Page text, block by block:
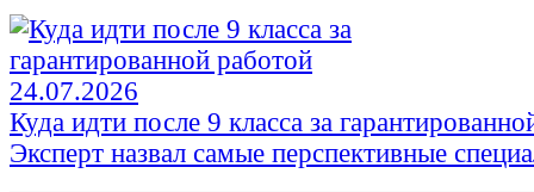
24.07.2026
Куда идти после 9 класса за
Эксперт назвал самые перспективные